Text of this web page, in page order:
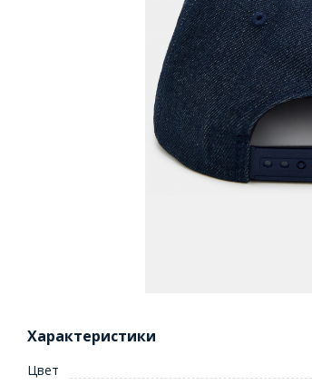
Адреса магазинов
Характеристики
Цвет